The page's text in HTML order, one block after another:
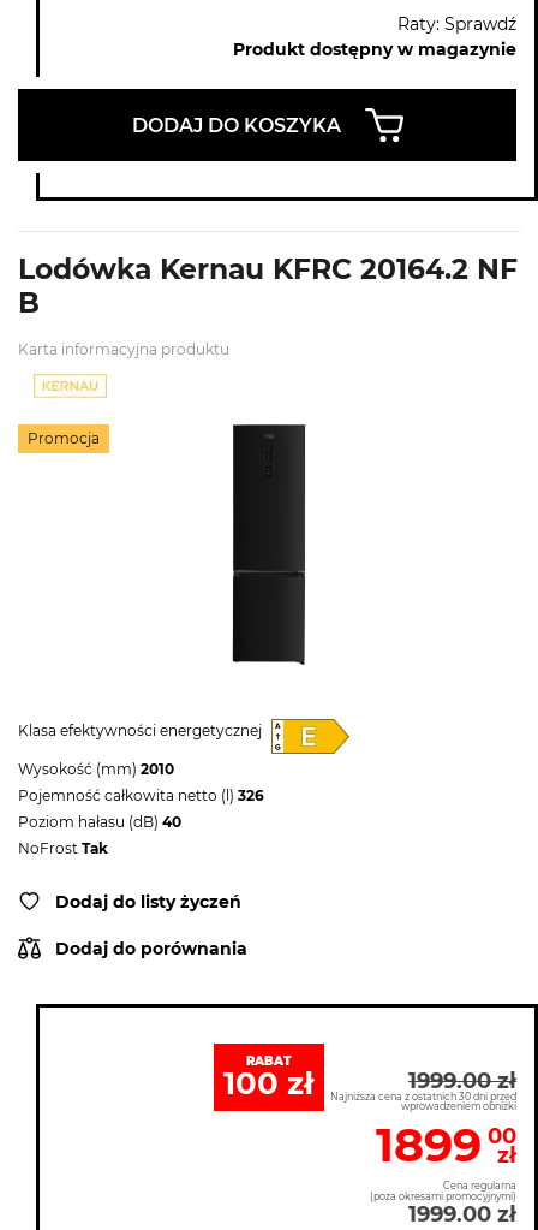
Raty: Sprawdź
Produkt dostępny w magazynie
DODAJ DO KOSZYKA
Lodówka Kernau KFRC 20164.2 NF
B
Karta informacyjna produktu
Promocja
Klasa efektywności energetycznej
Wysokość (mm) 2010
Pojemność całkowita netto (l) 326
Poziom hałasu (dB) 40
NoFrost Tak
Dodaj do listy życzeń
Dodaj do porównania
RABAT
100 zł 1999.00 zł
Najniższa cena z ostatnich 30 dni przed
wprowadzeniem obniżki
1899 00
zł
Cena regularna
(poza okresami promocyjnymi)
1999.00 zł